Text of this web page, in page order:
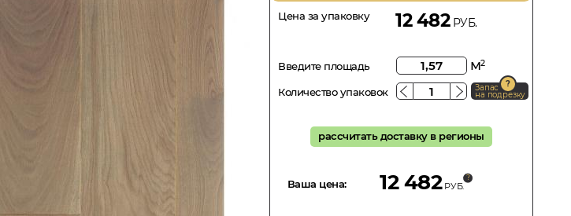
Цена за упаковку 12 482РУБ.
Введите площадь м2
Количество упаковок Запас
на подрезку
рассчитать доставку в регионы
Ваша цена: 12 482 РУБ.